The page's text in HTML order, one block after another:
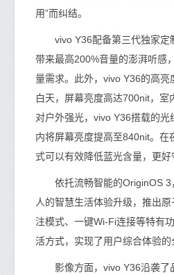
用”而纠结。
vivo Y36配备第三代独家定
带来最高200%音量的澎湃听感
量需求。此外，vivo Y36的高亮
白天，屏幕亮度高达700nit，室
对户外强光，vivo Y36搭载的光
内将屏幕亮度提高至840nit。在
式可以有效降低蓝光含量，更好
依托流畅智能的OriginOS 3
人的智慧生活体验升级，推出
注模式、一键Wi-Fi连接等特有
活方式，实现了用户综合体验的
影像方面，vivo Y36沿袭了